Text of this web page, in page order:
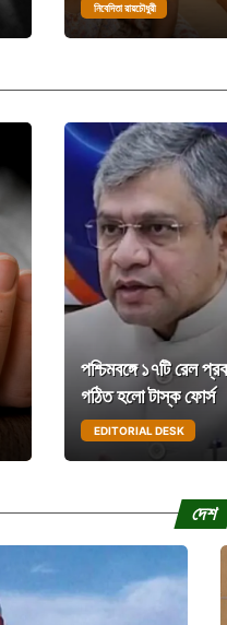
নিবেদিতা রায়চৌধুরী
পশ্চিমবঙ্গে ১৭টি রেল
গঠিত হলো টাস্ক ফোর্স
EDITORIAL DESK
দেশ